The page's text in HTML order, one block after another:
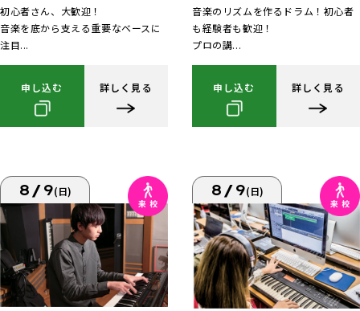
初心者さん、大歓迎！
音楽を底から支える重要なベースに
注目...
申し込む 詳しく見る
音楽のリズムを作るドラム！初心者
も経験者も歓迎！
プロの講...
申し込む 詳しく見る
8/9(日) 8/9(日)